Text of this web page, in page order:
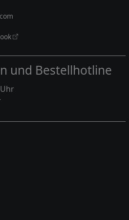
und Bestellhotline